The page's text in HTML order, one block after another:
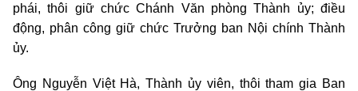
phái, thôi giữ chức Chánh Văn phòng Thành ủy; điều
động, phân công giữ chức Trưởng ban Nội chính Thành
ủy.
Ông Nguyễn Việt Hà, Thành ủy viên, thôi tham gia Ban